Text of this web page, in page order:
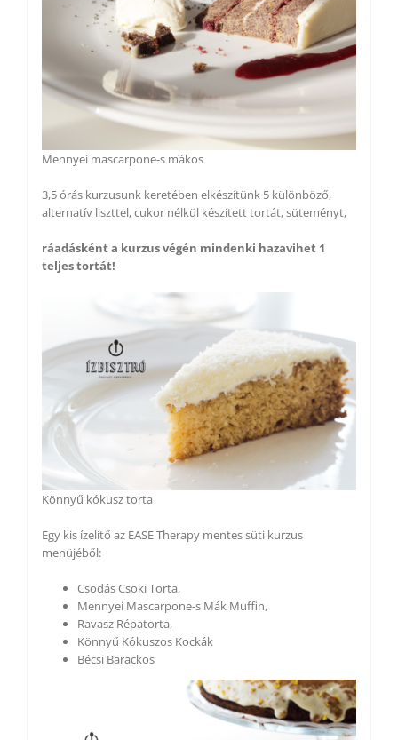
Mennyei mascarpone-s mákos
3,5 órás kurzusunk keretében elkészítünk 5 különböző,
alternatív liszttel, cukor nélkül készített tortát, süteményt,
ráadásként a kurzus végén mindenki hazavihet 1
teljes tortát!
Könnyű kókusz torta
Egy kis ízelítő az EASE Therapy mentes süti kurzus
menüjéből:
Csodás Csoki Torta,
Mennyei Mascarpone-s Mák Muffin,
Ravasz Répatorta,
Könnyű Kókuszos Kockák
Bécsi Barackos